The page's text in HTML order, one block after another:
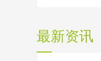
最新资讯